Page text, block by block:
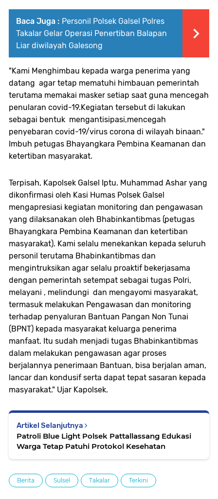
Baca Juga : Personil Polsek Galsel Polres
Takalar Gelar Operasi Penertiban Balapan
Liar diwilayah Galesong
"Kami Menghimbau kepada warga penerima yang
datang agar tetap mematuhi himbauan pemerintah
terutama memakai masker setiap saat guna mencegah
penularan covid-19.Kegiatan tersebut di lakukan
sebagai bentuk mengantisipasi,mencegah
penyebaran covid-19/virus corona di wilayah binaan."
Imbuh petugas Bhayangkara Pembina Keamanan dan
ketertiban masyarakat.
Terpisah, Kapolsek Galsel Iptu. Muhammad Ashar yang
dikonfirmasi oleh Kasi Humas Polsek Galsel
mengapresiasi kegiatan monitoring dan pengawasan
yang dilaksanakan oleh Bhabinkantibmas (petugas
Bhayangkara Pembina Keamanan dan ketertiban
masyarakat). Kami selalu menekankan kepada seluruh
personil terutama Bhabinkantibmas dan
mengintruksikan agar selalu proaktif bekerjasama
dengan pemerintah setempat sebagai tugas Polri,
melayani , melindungi dan mengayomi masyarakat,
termasuk melakukan Pengawasan dan monitoring
terhadap penyaluran Bantuan Pangan Non Tunai
(BPNT) kepada masyarakat keluarga penerima
manfaat. Itu sudah menjadi tugas Bhabinkantibmas
dalam melakukan pengawasan agar proses
berjalannya penerimaan Bantuan, bisa berjalan aman,
lancar dan kondusif serta dapat tepat sasaran kepada
masyarakat." Ujar Kapolsek.
Artikel Selanjutnya
Patroli Blue Light Polsek Pattallassang Edukasi
Warga Tetap Patuhi Protokol Kesehatan
Berita Sulsel Takalar Terkini